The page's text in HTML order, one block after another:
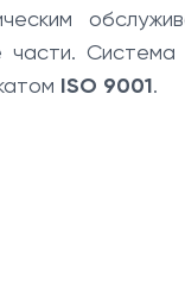
части.
ISO 9001.